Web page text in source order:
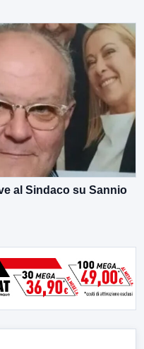
al Sindaco su Sannio